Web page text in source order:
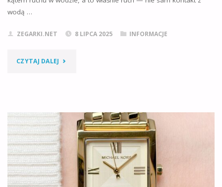
wodą …
ZEGARKI.NET 8 LIPCA 2025 INFORMACJE
CZYTAJ DALEJ "JAKI
PŁYWANIA
WYBRAĆ?"